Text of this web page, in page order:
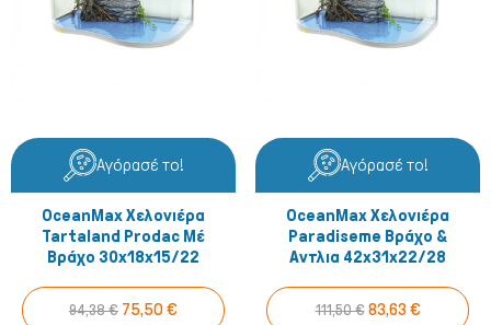
Αγόρασέ το!
OceanMax Χελονιέρα
Tartaland Prodac Μέ
Βράχο 30x18x15/22
94,38 € 75,50 €
Αγόρασέ το!
OceanMax Χελονιέρα
Paradiseme Βράχο &
Αντλια 42x31x22/28
111,50 € 83,63 €